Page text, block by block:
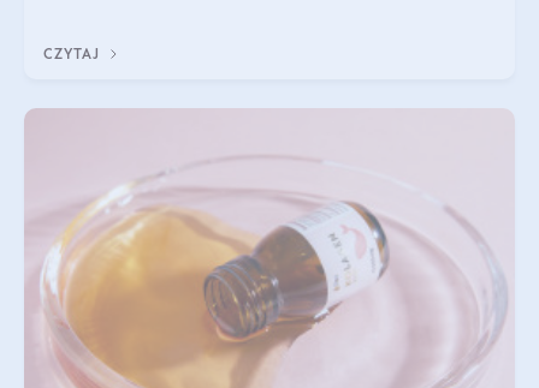
wysokiej jakości suplem
CZYTAJ